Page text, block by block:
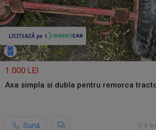
1.000 LEI
Axa simpla si dubla pentru remorca
Sună 6